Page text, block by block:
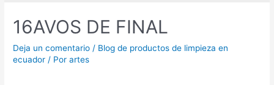
16AVOS DE FINAL
Deja un comentario / Blog de productos de limpieza en
ecuador / Porartes